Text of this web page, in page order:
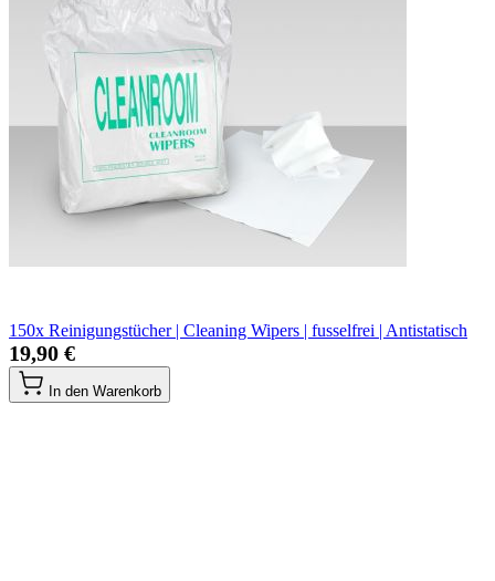
150x Reinigungstücher | Cleaning Wipers | fusselfrei | Antistatisch
19,90 €
In den Warenkorb